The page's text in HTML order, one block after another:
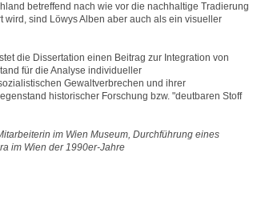
betreffend nach wie vor die nachhaltige Tradierung
sind Löwys Alben aber auch als ein visueller
die Dissertation einen Beitrag zur Integration von
für die Analyse individueller
Gewaltverbrechen und ihrer
historischer Forschung bzw. "deutbaren Stoff
im Wien Museum, Durchführung eines
im Wien der 1990er-Jahre